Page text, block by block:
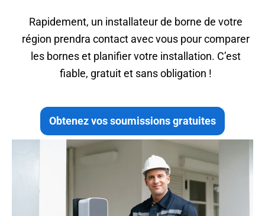
Rapidement, un installateur de borne de votre
région prendra contact avec vous pour comparer
les bornes et planifier votre installation. C’est
fiable, gratuit et sans obligation !
Obtenez vos soumissions gratuites